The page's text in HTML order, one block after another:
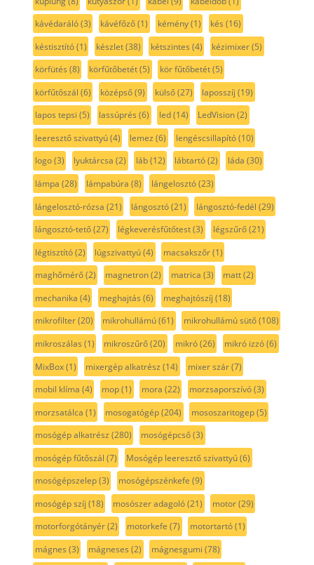
kávédaráló(3) kávéfőző(1) kémény(1) kés (16)
késtisztító(1) készlet(38) kétszintes (4) kézimixer(5)
körfütés (8) körfűtőbetét(5) kör fűtőbetét(5)
körfűtőszál (6) középső(9) külső(27) laposszíj (19)
lapos tepsi (5) lassúprés (6) led(14) LedVision(2)
leeresztő szivattyú(4) lemez (6) lengéscsillapító(10)
logo(3) lyuktárcsa (2) láb(12) lábtartó(2) láda (30)
lámpa (28) lámpabúra (8) lángelosztó(23)
lángelosztó-rózsa (21) lángosztó(21) lángosztó-fedél (29)
lángosztó-tető(27) légkeverésfűtőtest(3) légszűrő(21)
légtisztító(2) lúgszivattyú(4) macsakszőr(1)
maghőmérő(2) magnetron(2) matrica (3) matt(2)
mechanika (4) meghajtás (6) meghajtószíj (18)
mikrofilter(20) mikrohullámú(61) mikrohullámú sütő(108)
mikroszálas (1) mikroszűrő(20) mikró(26) mikró izzó(6)
MixBox(1) mixergép alkatrész (14) mixer szár(7)
mobil klíma (4) mop(1) mora (22) morzsaporszívó(3)
morzsatálca (1) mosogatógép(204) mososzaritogep(5)
mosógép alkatrész (280) mosógépcső(3)
mosógép fűtőszál (7) Mosógép leeresztő szivattyú(6)
mosógépszelep(3) mosógépszénkefe (9)
mosógép szíj (18) mosószer adagoló(21) motor(29)
motorforgótányér(2) motorkefe (7) motortartó(1)
mágnes (3) mágneses (2) mágnesgumi (78)